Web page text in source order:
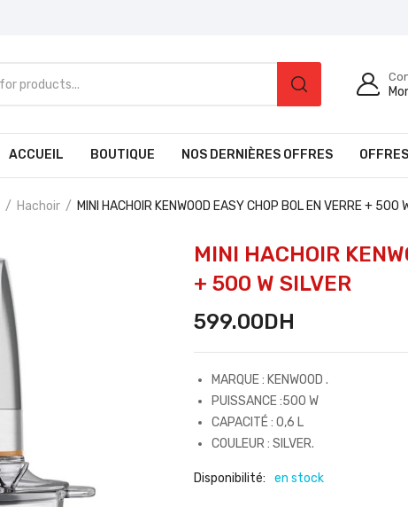
ACCUEIL BOUTIQUE NOS DERNIÈRES OFFRES
Hachoir MINI HACHOIR KENWOOD EASY CHOP BOL EN VERRE + 500
MINI HACHOIR
+ 500 W SILVER
599.00DH
MARQUE : KENWOOD .
PUISSANCE :500 W
CAPACITÉ : 0,6 L
COULEUR : SILVER.
Disponibilité: en stock